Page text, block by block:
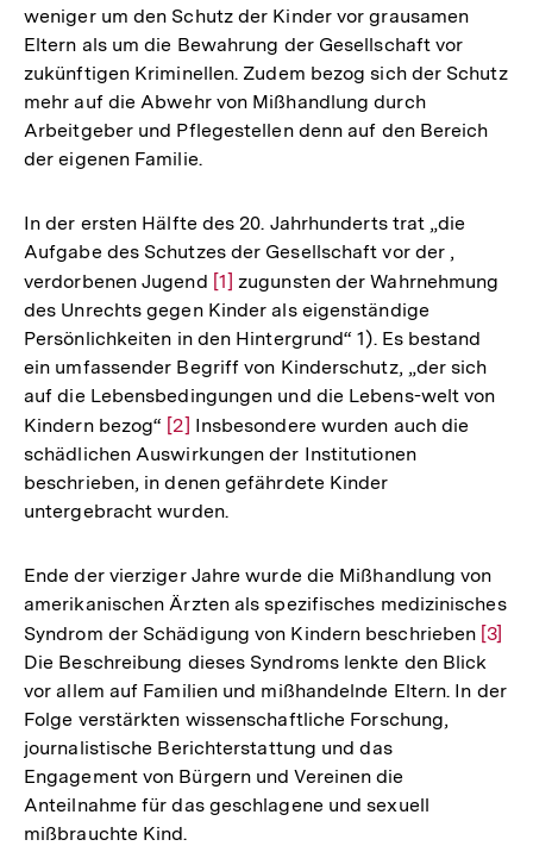
weniger um den Schutz der Kinder vor grausamen
Eltern als um die Bewahrung der Gesellschaft vor
zukünftigen Kriminellen. Zudem bezog sich der Schutz
mehr auf die Abwehr von Mißhandlung durch
Arbeitgeber und Pflegestellen denn auf den Bereich
der eigenen Familie.
In der ersten Hälfte des 20. Jahrhunderts trat „die
Aufgabe des Schutzes der Gesellschaft vor der ,
verdorbenen Jugend Zur
Auflösung
der
Fußnote
[1] zugunsten der Wahrnehmung
des Unrechts gegen Kinder als eigenständige
Persönlichkeiten in den Hintergrund“ 1). Es bestand
ein umfassender Begriff von Kinderschutz, „der sich
auf die Lebensbedingungen und die Lebens-welt von
Kindern bezog“ Zur
Auflösung
der
Fußnote
[2] Insbesondere wurden auch die
schädlichen Auswirkungen der Institutionen
beschrieben, in denen gefährdete Kinder
untergebracht wurden.
Ende der vierziger Jahre wurde die Mißhandlung von
amerikanischen Ärzten als spezifisches medizinisches
Syndrom der Schädigung von Kindern beschrieben Zur
der
[3]
Die Beschreibung dieses Syndroms lenkte den Blick
vor allem auf Familien und mißhandelnde Eltern. In der
Folge verstärkten wissenschaftliche Forschung,
journalistische Berichterstattung und das
Engagement von Bürgern und Vereinen die
Anteilnahme für das geschlagene und sexuell
mißbrauchte Kind.